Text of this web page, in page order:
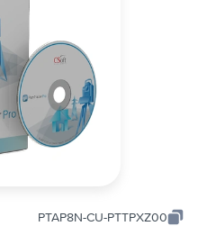
PTAP8N-CU-PTTPXZ00